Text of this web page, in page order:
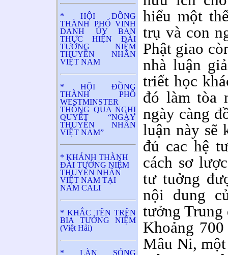
* HỘI ĐỒNG
THÀNH PHỐ VINH
DANH ỦY BAN
THỰC HIỆN ĐÀI
TƯỞNG NIỆM
THUYỀN NHÂN
VIỆT NAM
* HỘI ĐỒNG
THÀNH PHỐ
WESTMINSTER
THÔNG QUA NGHỊ
QUYẾT “NGÀY
THUYỀN NHÂN
VIỆT NAM”
* KHÁNH THÀNH
ĐÀI TƯỞNG NIỆM
THUYỀN NHÂN
VIỆT NAM TẠI
NAM CALI
* KHẮC TÊN TRÊN
BIA TƯỞNG NIỆM
(Việt Hải)
* LÀN SÓNG
hiểu một
trụ và con
Phật giao
nhà luận
triết học
đó làm tòa
ngày càng
luận này sẽ
đủ cac hệ
cách sơ
tư tuởng
nội dung
tưởng Trung
Khoảng
Mâu Ni,